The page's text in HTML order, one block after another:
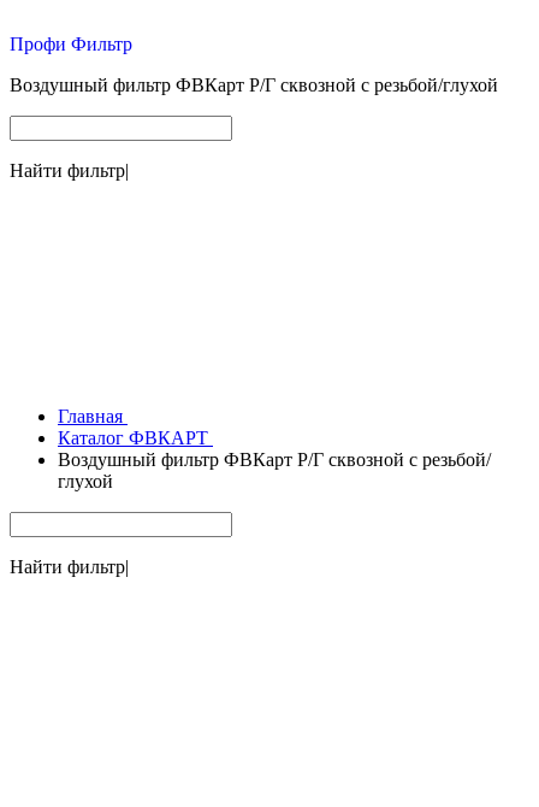
Профи Фильтр
Воздушный фильтр ФВКарт Р/Г сквозной с резьбой/глухой
Найти фильтр|
Главная
Каталог ФВКАРТ
Воздушный фильтр ФВКарт Р/Г сквозной с резьбой/
глухой
Найти фильтр|